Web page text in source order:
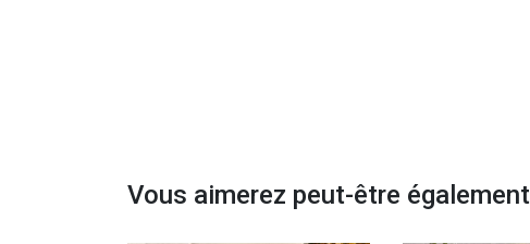
Vous aimerez peut-être également